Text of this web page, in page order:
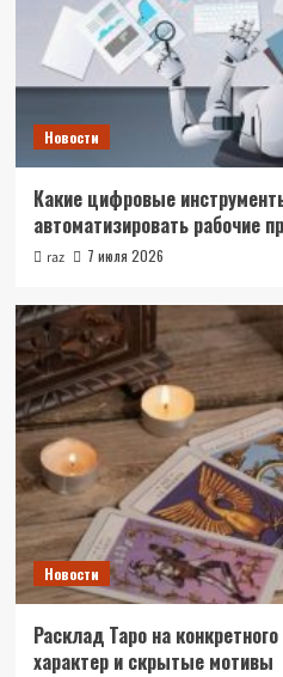
Новости
Какие цифровые
автоматизировать рабочие
raz 7 июля 2026
Новости
Расклад Таро на
характер и скрытые мотивы